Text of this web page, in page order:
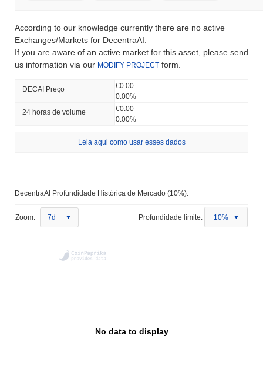
According to our knowledge currently there are no active
Exchanges/Markets for DecentraAI.
If you are aware of an active market for this asset, please send
us information via our MODIFY PROJECT form.
DECAI Preço
€0.00
0.00%
24 horas de volume
€0.00
0.00%
Leia aqui como usar esses dados
DecentraAI Profundidade Histórica de Mercado (10%):
Zoom: 7d Profundidade limite: 10%
No data to display